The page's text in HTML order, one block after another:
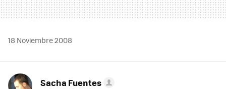
18 Noviembre 2008
Sacha Fuentes